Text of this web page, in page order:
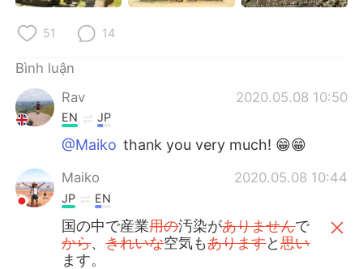
51 14
Bình luận
Rav
2020.05.08 10:50
EN JP
@Maiko thank you very much! 😁😁
Maiko 2020.05.08 10:44
JP EN
国の中で産業用の汚染がありませんで
から、きれいな空気もありますと思い
ます。